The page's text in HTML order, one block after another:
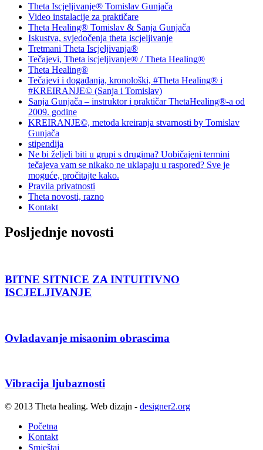
Theta Iscjeljivanje® Tomislav Gunjača
Video instalacije za praktičare
Theta Healing® Tomislav & Sanja Gunjača
Iskustva, svjedočenja theta iscjeljivanje
Tretmani Theta Iscjeljivanja®
Tečajevi, Theta iscjeljivanje® / Theta Healing®
Theta Healing®
Tečajevi i događanja, kronološki, #Theta Healing® i
#KREIRANJE© (Sanja i Tomislav)
Sanja Gunjača – instruktor i praktičar ThetaHealing®-a od
2009. godine
KREIRANJE©, metoda kreiranja stvarnosti by Tomislav
Gunjača
stipendija
Ne bi željeli biti u grupi s drugima? Uobičajeni termini
tečajeva vam se nikako ne uklapaju u raspored? Sve je
moguće, pročitajte kako.
Pravila privatnosti
Theta novosti, razno
Kontakt
Posljednje novosti
BITNE SITNICE ZA INTUITIVNO
ISCJELJIVANJE
Ovladavanje misaonim obrascima
Vibracija ljubaznosti
© 2013 Theta healing. Web dizajn - designer2.org
Početna
Kontakt
Smještaj